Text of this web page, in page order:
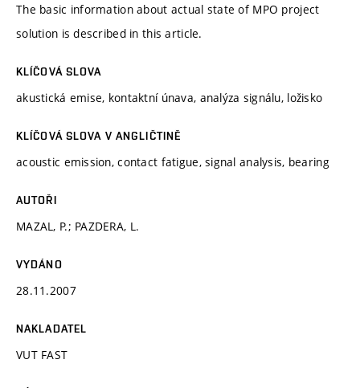
The basic information about actual state of MPO project
solution is described in this article.
KLÍČOVÁ SLOVA
akustická emise, kontaktní únava, analýza signálu, ložisko
KLÍČOVÁ SLOVA V ANGLIČTINĚ
acoustic emission, contact fatigue, signal analysis, bearing
AUTOŘI
MAZAL, P.; PAZDERA, L.
VYDÁNO
28.11.2007
NAKLADATEL
VUT FAST